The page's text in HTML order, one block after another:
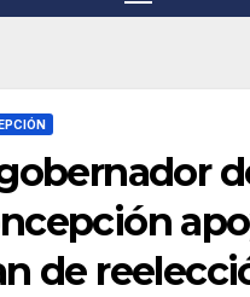
de